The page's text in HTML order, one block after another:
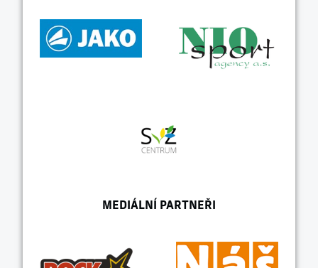
MEDIÁLNÍ PARTNEŘI